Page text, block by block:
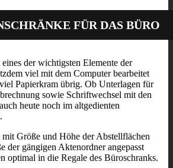
FÜR DAS BÜRO
der wichtigsten Elemente der
viel mit dem Computer bearbeitet
Papierkram übrig. Ob Unterlagen für
sowie Schriftwechsel mit den
heute noch im altgedienten
Größe und Höhe der Abstellflächen
der gängigen Aktenordner angepasst
optimal in die Regale des Büroschranks.